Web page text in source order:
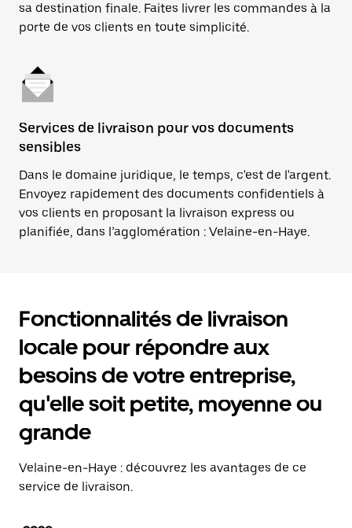
sa destination finale. Faites livrer les commandes à la
porte de vos clients en toute simplicité.
Services de livraison pour vos documents
sensibles
Dans le domaine juridique, le temps, c'est de l'argent.
Envoyez rapidement des documents confidentiels à
vos clients en proposant la livraison express ou
planifiée, dans l’agglomération : Velaine-en-Haye.
Fonctionnalités de livraison
locale pour répondre aux
besoins de votre entreprise,
qu'elle soit petite, moyenne ou
grande
Velaine-en-Haye : découvrez les avantages de ce
service de livraison.